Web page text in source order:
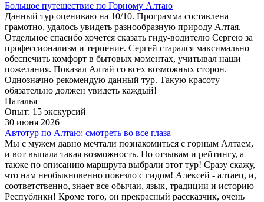
Большое путешествие по Горному Алтаю
Данный тур оцениваю на 10/10. Программа составлена
грамотно, удалось увидеть разнообразную природу Алтая.
Отдельное спасибо хочется сказать гиду-водителю Сергею за
профессионализм и терпение. Сергей старался максимально
обеспечить комфорт в бытовых моментах, учитывал наши
пожелания. Показал Алтай со всех возможных сторон.
Однозначно рекомендую данный тур. Такую красоту
обязательно должен увидеть каждый!
Наталья
Опыт: 15 экскурсий
30 июня 2026
Автотур по Алтаю: смотреть во все глаза
Мы с мужем давно мечтали познакомиться с горным Алтаем,
и вот выпала такая возможность. По отзывам и рейтингу, а
также по описанию маршрута выбрали этот тур! Сразу скажу,
что нам необыкновенно повезло с гидом! Алексей - алтаец, и,
соответственно, знает все обычаи, язык, традиции и историю
Республики! Кроме того, он прекрасный рассказчик, очень